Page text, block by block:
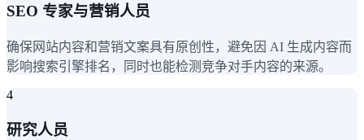
SEO 专家与营销人员
确保网站内容和营销文案具有原创性，避免因 AI 生成内容而
影响搜索引擎排名，同时也能检测竞争对手内容的来源。
4
研究人员